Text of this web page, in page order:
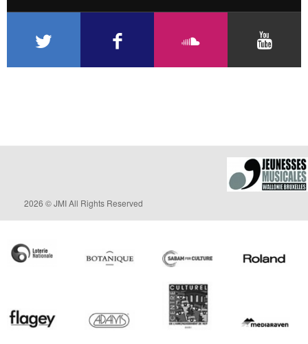
2026 © JMI All Rights Reserved